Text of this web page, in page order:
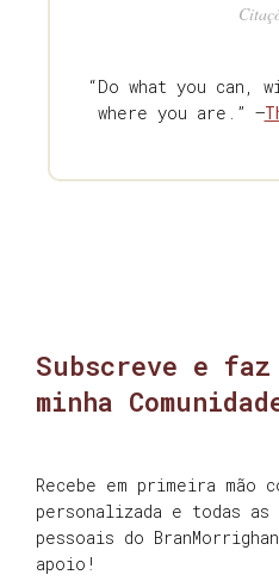
“Do what you can,
where you are.” —
Subscreve e
minha
Recebe em primeira mão
personalizada e todas
pessoais do
apoio!